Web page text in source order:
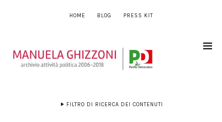
HOME BLOG PRESS KIT
FILTRO DI RICERCA DEI CONTENUTI